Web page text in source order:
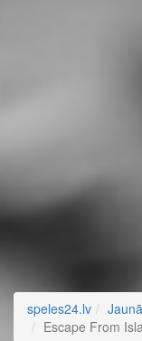
speles24.lv
Escape From